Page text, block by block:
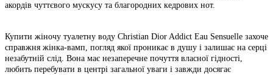
акордів чуттєвого мускусу та благородних кедрових нот.
Купити жіночу туалетну воду Christian Dior Addict Eau Sensuelle захоче
справжня жінка-вамп, погляд якої проникає в душу і залишає на серці
незабутній слід. Вона має незаперечне почуття власної гідності,
любить перебувати в центрі загальної уваги і завжди досягає